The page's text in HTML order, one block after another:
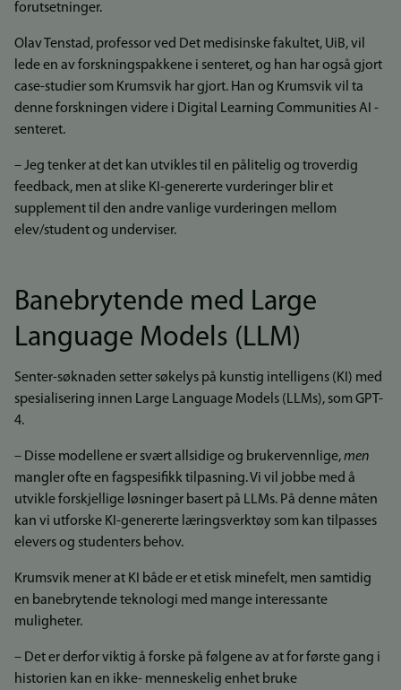
forutsetninger.
Olav Tenstad, professor ved Det medisinske fakultet, UiB, vil
lede en av forskningspakkene i senteret, og han har også gjort
case-studier som Krumsvik har gjort. Han og Krumsvik vil ta
denne forskningen videre i Digital Learning Communities AI -
senteret.
– Jeg tenker at det kan utvikles til en pålitelig og troverdig
feedback, men at slike KI-genererte vurderinger blir et
supplement til den andre vanlige vurderingen mellom
elev/student og underviser.
Banebrytende med Large
Language Models (LLM)
Senter-søknaden setter søkelys på kunstig intelligens (KI) med
spesialisering innen Large Language Models (LLMs), som GPT-
4.
– Disse modellene er svært allsidige og brukervennlige,men
mangler ofte en fagspesifikk tilpasning. Vi vil jobbe med å
utvikle forskjellige løsninger basert på LLMs. På denne måten
kan vi utforske KI-genererte læringsverktøy som kan tilpasses
elevers og studenters behov.
Krumsvik mener at KI både er et etisk minefelt, men samtidig
en banebrytende teknologi med mange interessante
muligheter.
– Det er derfor viktig å forske på følgene av at for første gang i
historien kan en ikke- menneskelig enhet bruke